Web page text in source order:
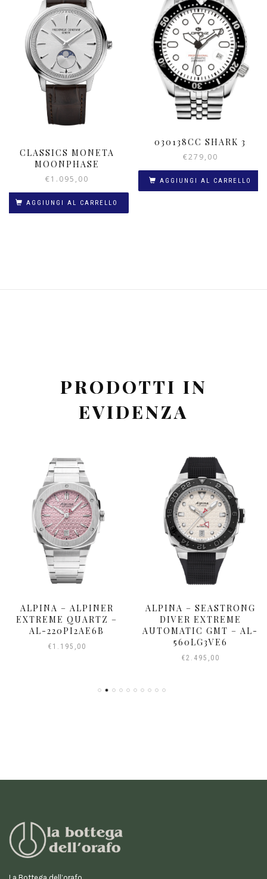
CLASSICS MONETA
MOONPHASE
€1.095,00
AGGIUNGI AL CARRELLO
030138CC SHARK 3
€279,00
AGGIUNGI AL CARRELLO
PRODOTTI IN
EVIDENZA
ALPINA – ALPINER
EXTREME QUARTZ –
AL-220PI2AE6B
€ 1.195,00
ALPINA – SEASTRONG
DIVER EXTREME
AUTOMATIC GMT – AL-
560LG3VE6
€2.495,00